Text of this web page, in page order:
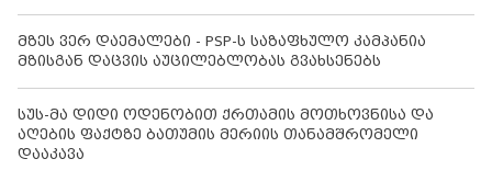
მზეს ვერ დაემალები - PSP-ს საზაფხულო კამპანია
მზისგან დაცვის აუცილებლობას გვახსენებს
სუს-მა დიდი ოდენობით ქრთამის მოთხოვნისა და
აღების ფაქტზე ბათუმის მერიის თანამშრომელი
დააკავა